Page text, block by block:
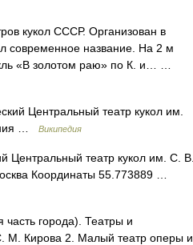
кукол СССР. Организован в
современное название. На 2 м
«В золотом раю» по К. и… …
Центральный театр кукол им.
…
Википедия
Центральный театр кукол им. С. В.
Координаты 55.773889 …
города). Театры и
М. Кирова 2. Малый театр оперы и